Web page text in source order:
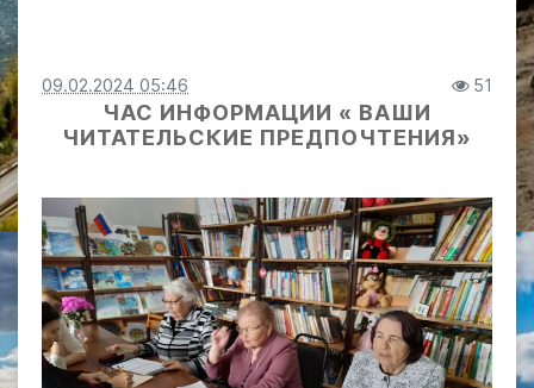
09.02.2024 05:46 51
ЧАС ИНФОРМАЦИИ « ВАШИ
ЧИТАТЕЛЬСКИЕ ПРЕДПОЧТЕНИЯ»